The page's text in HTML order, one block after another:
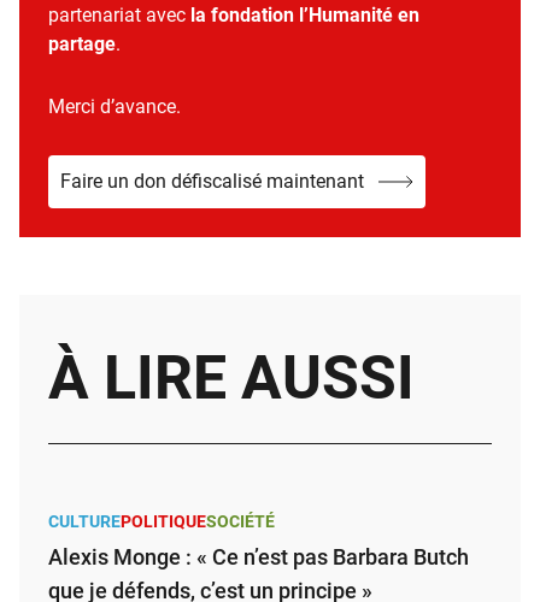
partenariat avec la fondation l’Humanité en
partage.
Merci d’avance.
Faire un don défiscalisé maintenant
À LIRE AUSSI
CULTUREPOLITIQUESOCIÉTÉ
Alexis Monge : « Ce n’est pas Barbara Butch
que je défends, c’est un principe »